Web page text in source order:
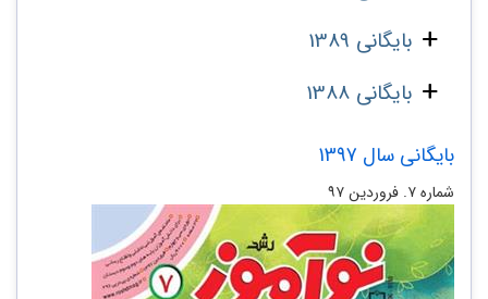
بایگانی 1389
بایگانی 1388
بایگانی سال 1397
شماره ۷. فروردین ۹۷